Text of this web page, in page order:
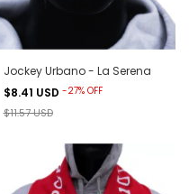
Jockey Urbano - La Serena
$8.41 USD -27% OFF
$11.57 USD